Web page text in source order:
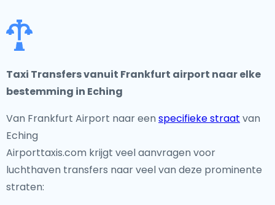
Taxi Transfers vanuit Frankfurt airport naar elke
bestemming in Eching
Van Frankfurt Airport naar een specifieke straat van
Eching
Airporttaxis.com krijgt veel aanvragen voor
luchthaven transfers naar veel van deze prominente
straten: